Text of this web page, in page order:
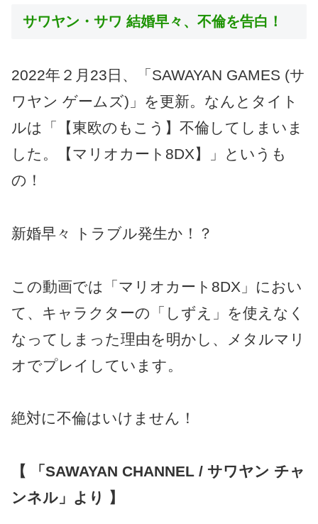
サワヤン・サワ 結婚早々、不倫を告白！
2022年２月23日、「SAWAYAN GAMES (サ
ワヤン ゲームズ)」を更新。なんとタイト
ルは「【東欧のもこう】不倫してしまいま
した。【マリオカート8DX】」というも
の！
新婚早々 トラブル発生か！？
この動画では「マリオカート8DX」におい
て、キャラクターの「しずえ」を使えなく
なってしまった理由を明かし、メタルマリ
オでプレイしています。
絶対に不倫はいけません！
【 「SAWAYAN CHANNEL / サワヤン チャ
ンネル」より 】